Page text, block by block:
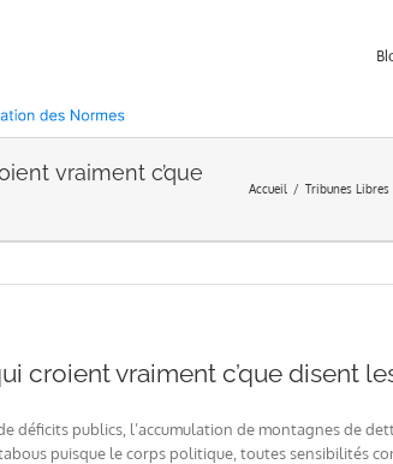
vraiment c’que
Accueil Tribunes Libres
croient vraiment c’que disent
déficits publics, l’accumulation de montagnes de
puisque le corps politique, toutes sensibilités